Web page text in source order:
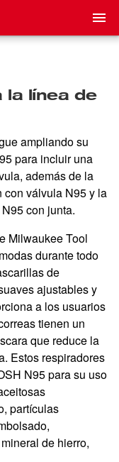
la línea de
ampliando su
para incluir una
además de la
con válvula N95 y la
con junta.
Milwaukee Tool
durante todo
de
ajustables y
a los usuarios
tienen un
que reduce la
Estos respiradores
N95 para su uso
partículas
de hierro,